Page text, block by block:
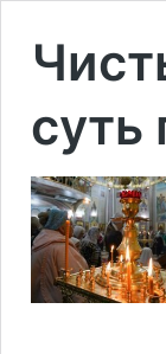
суть